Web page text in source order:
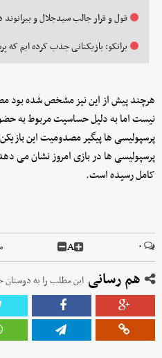
قول و قرار جالب سیدجلال و
برانکو: بازیکنانی جذب کرده ایم
هرچند پیش از این نیز مشخص شده
نیست اما به دلیل حساسیت مربوط به
پرسپولیسی ها پیگیر مصدومیت این
پرسپولیسی ها در بازی امروز نشان می
کامل رسیده است.
۰ A
هم رسانی این مطلب را به دوستان